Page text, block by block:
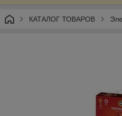
КАТАЛОГ ТОВАРОВ